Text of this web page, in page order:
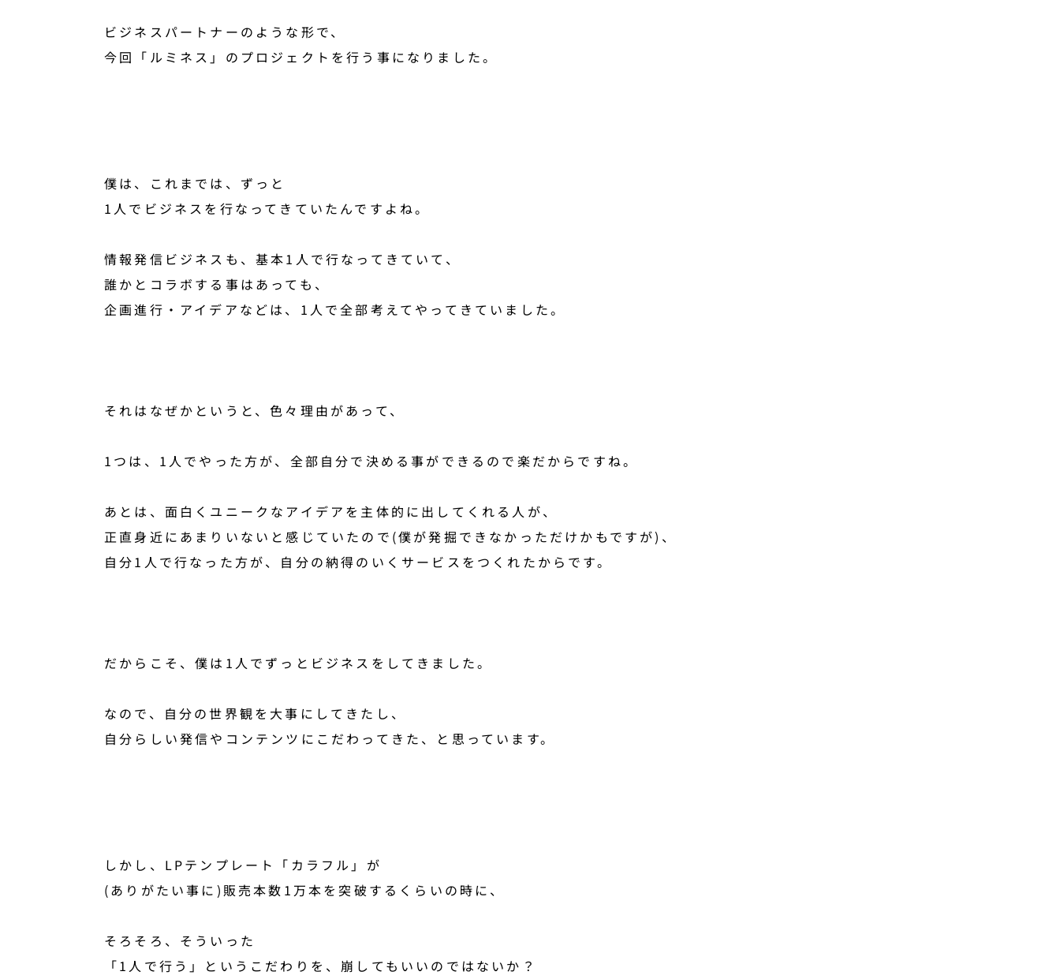
ビジネスパートナーのような形で、
今回「ルミネス」のプロジェクトを行う事になりました。
僕は、これまでは、ずっと
1人でビジネスを行なってきていたんですよね。
情報発信ビジネスも、基本1人で行なってきていて、
誰かとコラボする事はあっても、
企画進行・アイデアなどは、1人で全部考えてやってきていました。
それはなぜかというと、色々理由があって、
1つは、1人でやった方が、全部自分で決める事ができるので楽だからですね。
あとは、面白くユニークなアイデアを主体的に出してくれる人が、
正直身近にあまりいないと感じていたので(僕が発掘できなかっただけかもですが)、
自分1人で行なった方が、自分の納得のいくサービスをつくれたからです。
だからこそ、僕は1人でずっとビジネスをしてきました。
なので、自分の世界観を大事にしてきたし、
自分らしい発信やコンテンツにこだわってきた、と思っています。
しかし、LPテンプレート「カラフル」が
(ありがたい事に)販売本数1万本を突破するくらいの時に、
そろそろ、そういった
「1人で行う」というこだわりを、崩してもいいのではないか？